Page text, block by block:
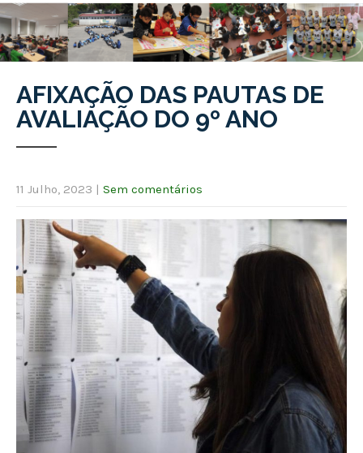
AFIXAÇÃO DAS PAUTAS DE
AVALIAÇÃO DO 9º ANO
11 Julho, 2023 | Sem comentários